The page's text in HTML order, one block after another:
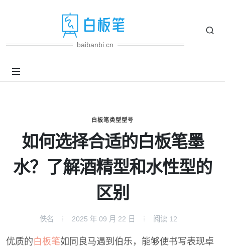
baibanbi.cn
白板笔类型型号
如何选择合适的白板笔墨
水？了解酒精型和水性型的
区别
佚名 2025 年 09 月 22 日 阅读 12
优质的白板笔如同良马遇到伯乐，能够使书写表现卓